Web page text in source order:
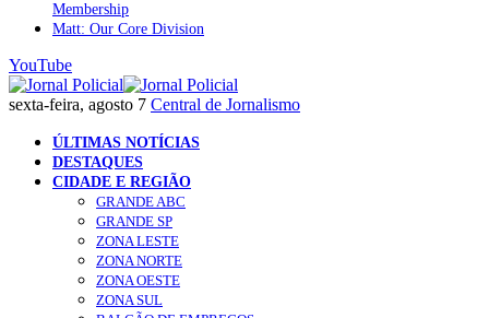
Membership
Matt: Our Core Division
YouTube
sexta-feira, agosto 7 Central de Jornalismo
ÚLTIMAS NOTÍCIAS
DESTAQUES
CIDADE E REGIÃO
GRANDE ABC
GRANDE SP
ZONA LESTE
ZONA NORTE
ZONA OESTE
ZONA SUL